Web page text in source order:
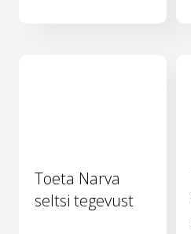
Toeta Narva
seltsi tegevust